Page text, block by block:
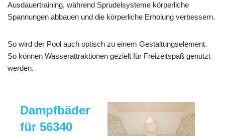
Ausdauertraining, während Sprudelsysteme körperliche
Spannungen abbauen und die körperliche Erholung verbessern.
So wird der Pool auch optisch zu einem Gestaltungselement.
So können Wasserattraktionen gezielt für Freizeitspaß genutzt
werden.
Dampfbäder
für 56340